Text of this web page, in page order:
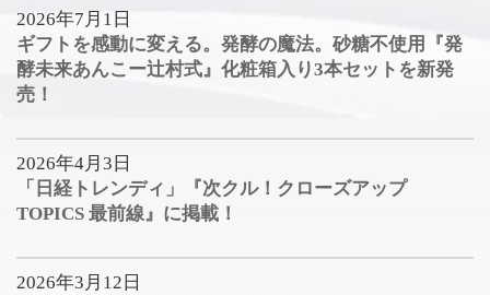
2026年7月1日
ギフトを感動に変える。発酵の魔法。砂糖不使用『発
酵未来あんこー辻村式』化粧箱入り3本セットを新発
売！
2026年4月3日
「日経トレンディ」『次クル！クローズアップ
TOPICS 最前線』に掲載！
2026年3月12日